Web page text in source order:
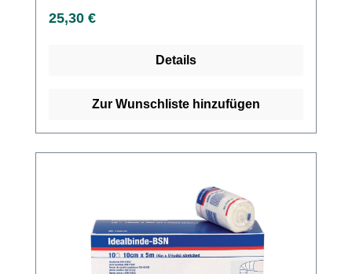
verloren geht, wiederhergestellt. Weitere
Idealbinden online bei uns und profitieren Sie
unserem hervorragenden Kundenservice.
Regulärer Preis:
25,30 €
Details
Zur Wunschliste hinzufügen